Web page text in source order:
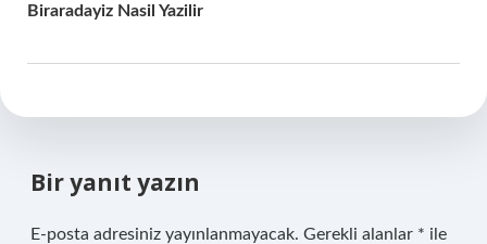
Biraradayiz Nasil Yazilir
Bir yanıt yazın
E-posta adresiniz yayınlanmayacak. Gerekli alanlar * ile